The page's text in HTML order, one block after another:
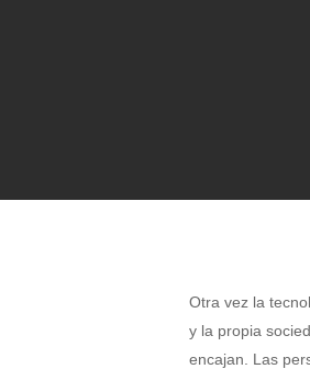
Otra vez la
y la propia
encajan. Las